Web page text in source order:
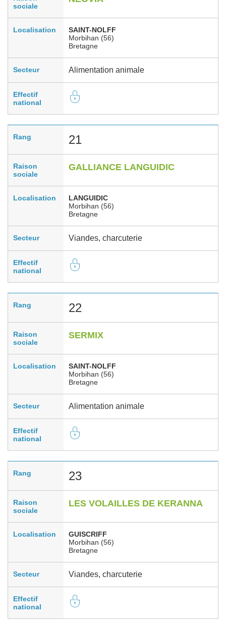
sociale
Localisation
SAINT-NOLFF
Morbihan (56)
Bretagne
Secteur Alimentation animale
Effectif
national
Rang 21
Raison
sociale
GALLIANCE LANGUIDIC
Localisation
LANGUIDIC
Morbihan (56)
Bretagne
Secteur Viandes, charcuterie
Effectif
national
Rang 22
Raison
sociale
SERMIX
Localisation
SAINT-NOLFF
Morbihan (56)
Bretagne
Secteur Alimentation animale
Effectif
national
Rang 23
Raison
sociale
LES VOLAILLES DE KERANNA
Localisation
GUISCRIFF
Morbihan (56)
Bretagne
Secteur Viandes, charcuterie
Effectif
national